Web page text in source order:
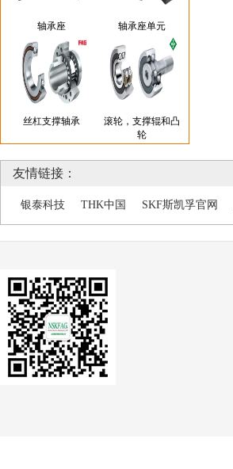
轴承座 轴承座单元
丝杠支撑轴承
滚轮，支撑辊和凸
轮
友情链接：
银泰科技 THK中国 SKF斯凯孚官网